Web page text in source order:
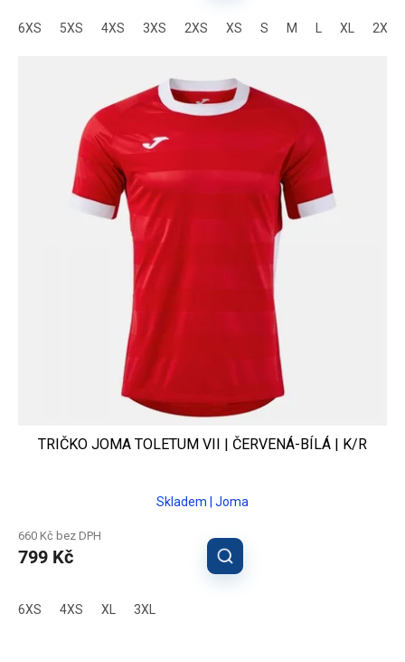
6XS 5XS 4XS 3XS 2XS XS S M L XL 2XL
TRIČKO JOMA TOLETUM VII | ČERVENÁ-BÍLÁ | K/R
Skladem | Joma
660 Kč bez DPH
799 Kč
6XS 4XS XL 3XL